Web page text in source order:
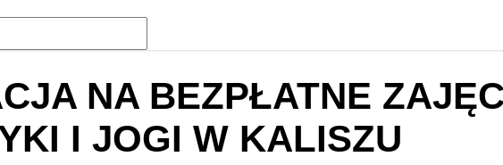
NA BEZPŁATNE
I JOGI W KALISZU